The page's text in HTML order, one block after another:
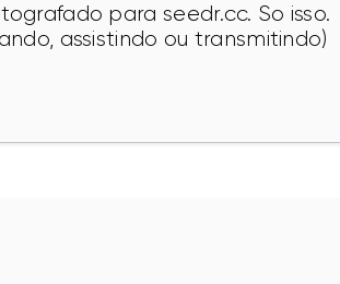
para seedr.cc. So isso.
assistindo ou transmitindo)